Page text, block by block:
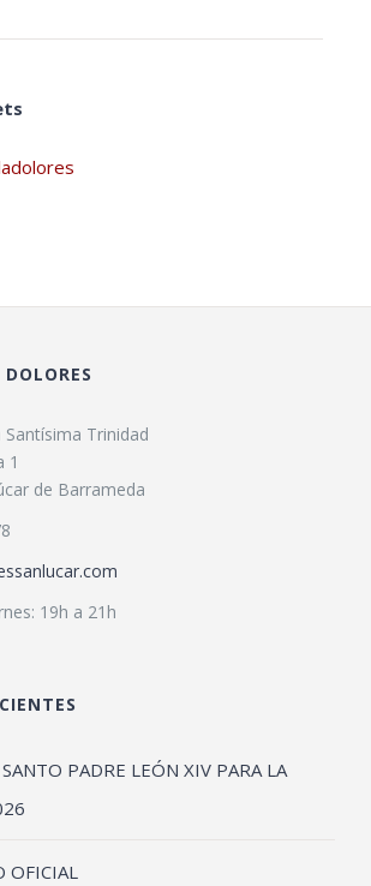
Santísima Trinidad
1
de Barrameda
19h a 21h
SANTO PADRE LEÓN XIV PARA LA
OFICIAL